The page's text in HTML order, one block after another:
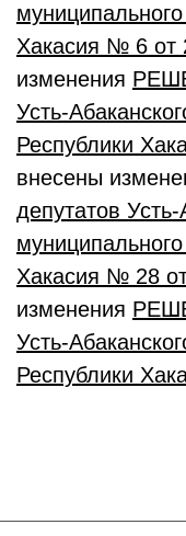
Хакасия № 6 от
изменения
Усть-
Республики
внесены
депутатов Усть-
Хакасия № 28
изменения
Усть-
Республики